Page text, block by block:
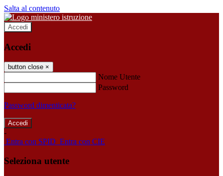
Salta al contenuto
Accedi
Accedi
button close ×
Nome Utente
Password
Password dimenticata?
-
Entra con SPID Entra con CIE
Seleziona utente